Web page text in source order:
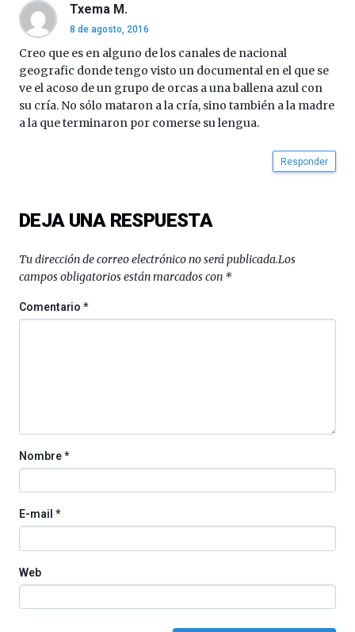
por
la
Cátedra…
Txema M.
8 de agosto, 2016
Creo que es en alguno de los canales de nacional
geografic donde tengo visto un documental en el que se
ve el acoso de un grupo de orcas a una ballena azul con
su cría. No sólo mataron a la cría, sino también a la madre
a la que terminaron por comerse su lengua.
Responder
DEJA UNA RESPUESTA
Tu dirección de correo electrónico no será publicada.Los
campos obligatorios están marcados con *
Comentario*
Nombre*
E-mail *
Web